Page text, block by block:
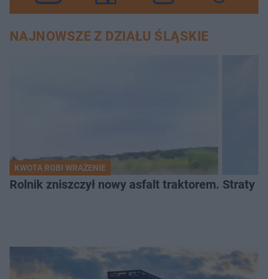
NAJNOWSZE Z DZIAŁU ŚLĄSKIE
KWOTA ROBI WRAŻENIE
Rolnik zniszczył nowy asfalt traktorem. Straty